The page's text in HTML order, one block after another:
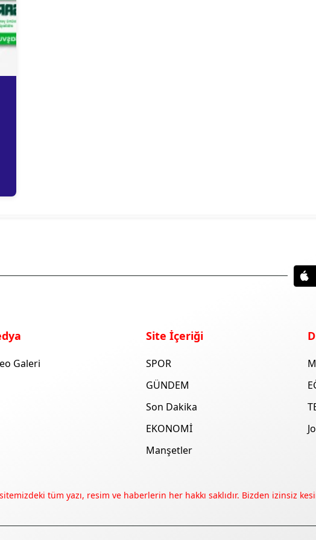
Galeri
Site İçeriği
SPOR
GÜNDEM
Son Dakika
EKONOMİ
Manşetler
tüm yazı, resim ve haberlerin her hakkı saklıdır. Bizden izinsiz